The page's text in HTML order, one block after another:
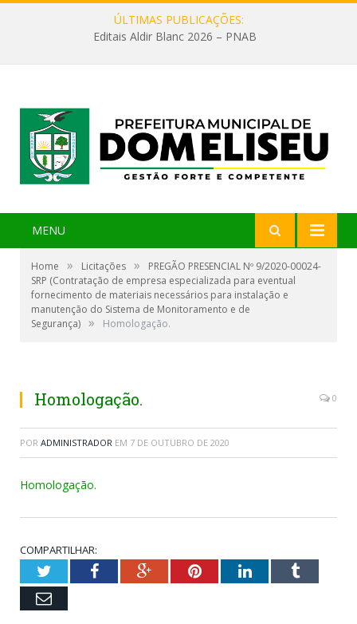
ÚLTIMAS PUBLICAÇÕES:
Editais Aldir Blanc 2026 – PNAB
MENU
Home » Licitações »
PREGÃO PRESENCIAL Nº 9/2020-00024-
SRP (Contratação de empresa especializada para eventual
fornecimento de materiais necessários para instalação e
manutenção do Sistema de Monitoramento e de
Segurança) » Homologação.
Homologação. 0
POR ADMINISTRADOR EM 7 DE OUTUBRO DE 2020
Homologação.
COMPARTILHAR:
TwitterFacebookGoogle+PinterestLinkedInTumblr
Email